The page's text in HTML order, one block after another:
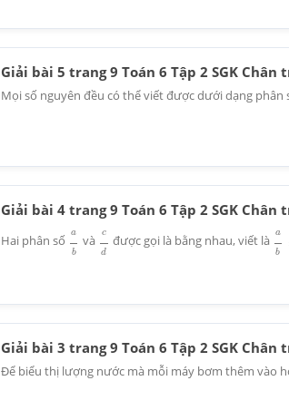
Giải bài 5 trang 9 Toán 6 Tập 2 SGK Chân
Mọi số nguyên đều có thể viết được dưới dạng phân
Giải bài 4 trang 9 Toán 6 Tập 2 SGK Chân
Hai phân số a bvà cdđược gọi là bằng nhau, viết là ab
Giải bài 3 trang 9 Toán 6 Tập 2 SGK Chân
Để biểu thị lượng nước mà mỗi máy bơm thêm vào